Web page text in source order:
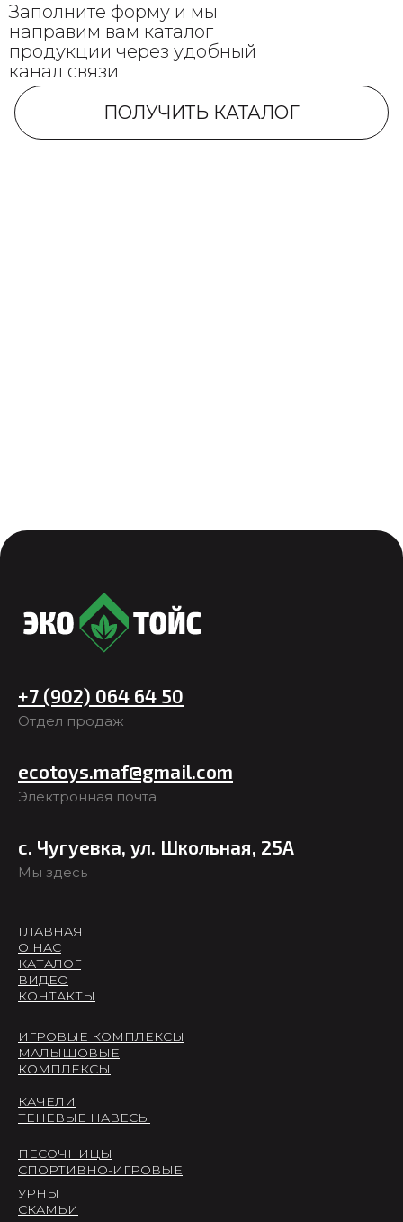
Заполните форму и мы
направим вам каталог
продукции через удобный
канал связи
ПОЛУЧИТЬ КАТАЛОГ
+7 (902) 064 64 50
Отдел продаж
ecotoys.maf@gmail.com
Электронная почта
с. Чугуевка, ул. Школьная, 25А
Мы здесь
ГЛАВНАЯ
ИГРОВЫЕ КОМПЛЕКСЫ
О НАС
КАТАЛОГ
ВИДЕО
КОНТАКТЫ
МАЛЫШОВЫЕ
КОМПЛЕКСЫ
КАЧЕЛИ
ТЕНЕВЫЕ НАВЕСЫ
ПЕСОЧНИЦЫ
СПОРТИВНО-ИГРОВЫЕ
УРНЫ
СКАМЬИ